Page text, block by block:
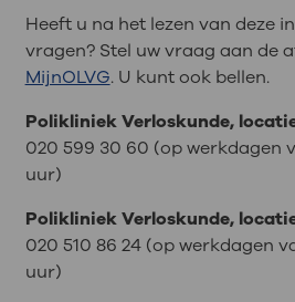
Heeft u na het lezen van deze
vragen? Stel uw vraag aan de
MijnOLVG. U kunt ook bellen.
Polikliniek Verloskunde,
020 599 30 60 (op werkdagen
uur)
Polikliniek Verloskunde,
020 510 86 24 (op werkdagen
uur)